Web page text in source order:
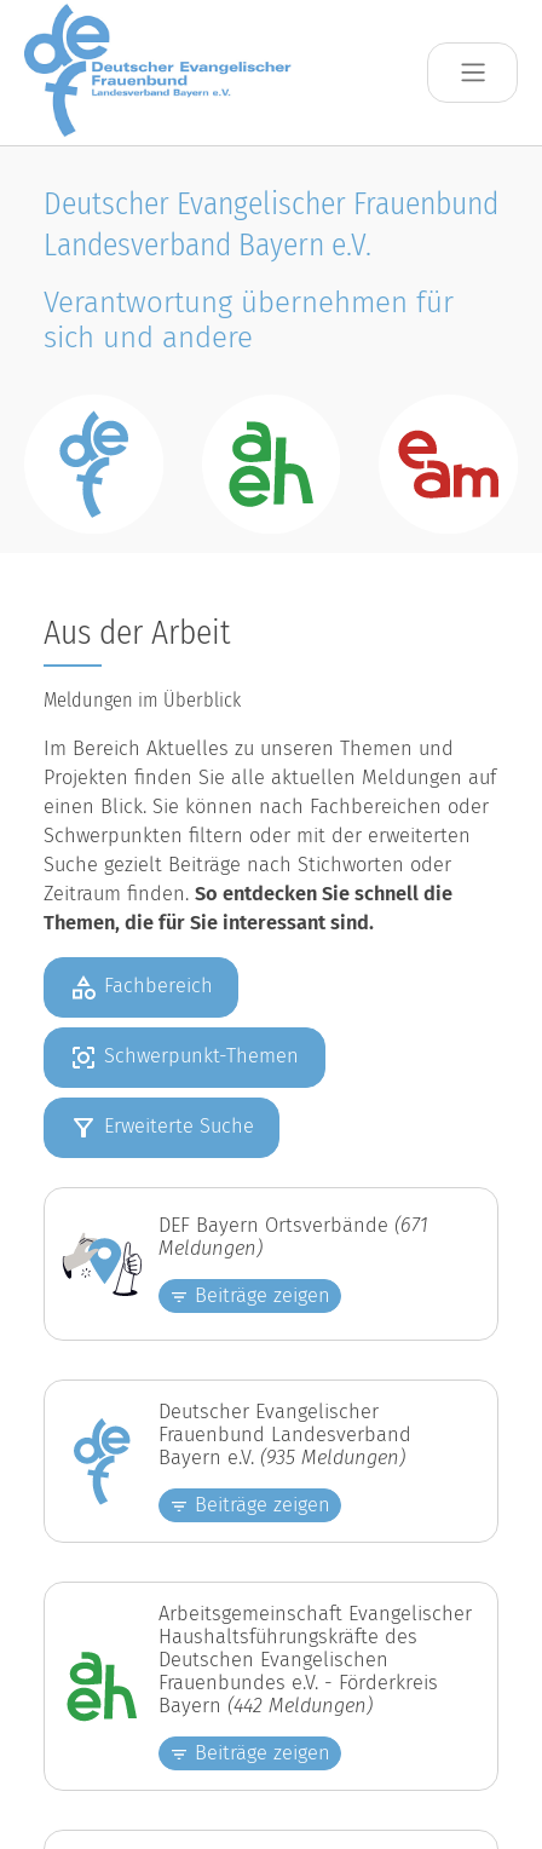
Skip to main content
Deutscher Evangelischer Frauenbund
Landesverband Bayern e.V.
Verantwortung übernehmen für
sich und andere
Aus der Arbeit
Meldungen im Überblick
Im Bereich Aktuelles zu unseren Themen und
Projekten finden Sie alle aktuellen Meldungen auf
einen Blick. Sie können nach Fachbereichen oder
Schwerpunkten filtern oder mit der erweiterten
Suche gezielt Beiträge nach Stichworten oder
Zeitraum finden. So entdecken Sie schnell die
Themen, die für Sie interessant sind.
Fachbereich
Schwerpunkt-Themen
Erweiterte Suche
DEF Bayern Ortsverbände (671
Meldungen)
Beiträge zeigen
Deutscher Evangelischer
Frauenbund Landesverband
Bayern e.V. (935 Meldungen)
Beiträge zeigen
Arbeitsgemeinschaft Evangelischer
Haushaltsführungskräfte des
Deutschen Evangelischen
Frauenbundes e.V. - Förderkreis
Bayern (442 Meldungen)
Beiträge zeigen